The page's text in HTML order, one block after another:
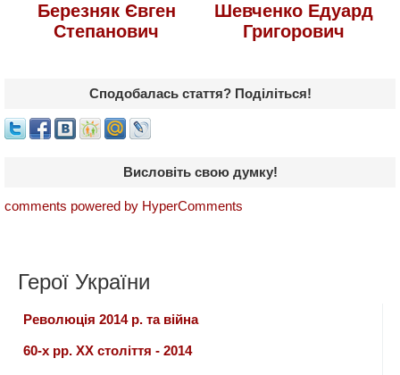
Березняк Євген
Степанович
Шевченко Едуард
Григорович
Сподобалась стаття? Поділіться!
Висловіть свою думку!
comments powered by HyperComments
Герої України
Революція 2014 р. та війна
60-х рр. ХХ століття - 2014